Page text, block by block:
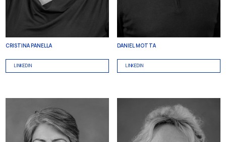
CRISTINA PANELLA
LINKEDIN
DANIEL MOTTA
LINKEDIN